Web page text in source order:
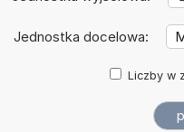
Jednostka docelowa:
Liczby w